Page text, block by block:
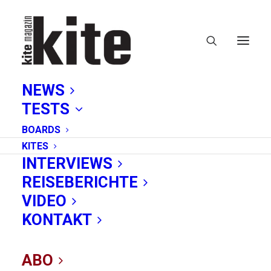
NEWS
TESTS
BOARDS
KITES
INTERVIEWS
REISEBERICHTE
VIDEO
KONTAKT
ABO
Alby Rondina erklärt: